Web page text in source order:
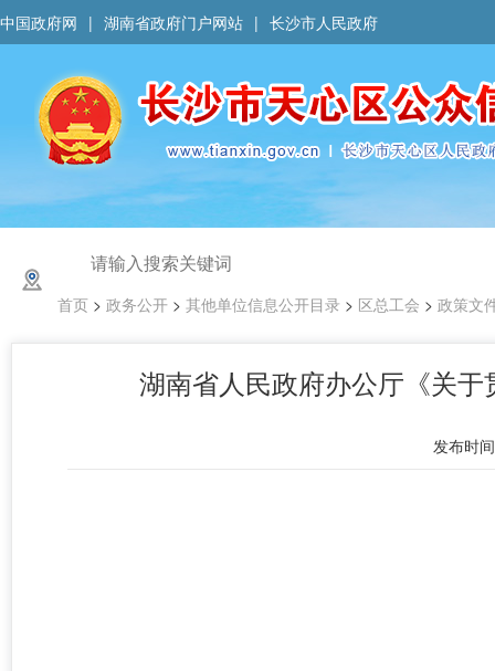
中国政府网 | 湖南省政府门户网站 | 长沙市人民政府
首页 > 政务公开 > 其他单位信息公开目录 > 区总工会 > 政策文
湖南省人民政府办公厅《关
发布时